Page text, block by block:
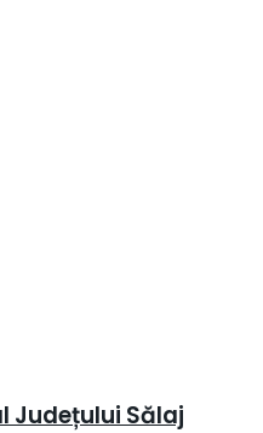
Județului Sălaj